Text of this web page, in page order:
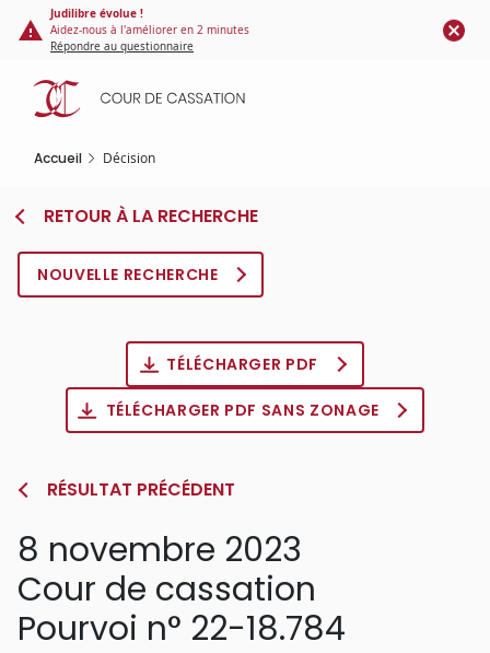
Panneau de gestion des cookies
contenu
principal
Judilibre évolue !
Aidez-nous à l'améliorer en 2 minutes
Répondre au questionnaire
Accueil Décision
RETOUR À LA RECHERCHE
NOUVELLE RECHERCHE
TÉLÉCHARGER PDF
TÉLÉCHARGER PDF SANS ZONAGE
RÉSULTAT PRÉCÉDENT
8 novembre 2023
Cour de cassation
Pourvoi n° 22-18.784